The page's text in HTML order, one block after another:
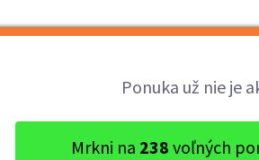
Ponuka už nie je
Mrkni na 238 voľných
Trnavský kraj Ok. Trnava Trnava